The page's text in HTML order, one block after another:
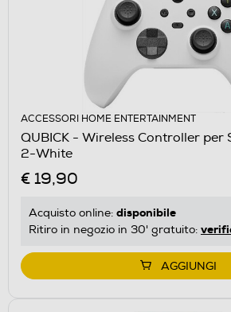
ACCESSORI HOME ENTERTAINMENT
QUBICK - Wireless Controller
2-White
€ 19,90
Acquisto online: disponibile
Ritiro in negozio in 30' gratuito:
AGGIUNGI